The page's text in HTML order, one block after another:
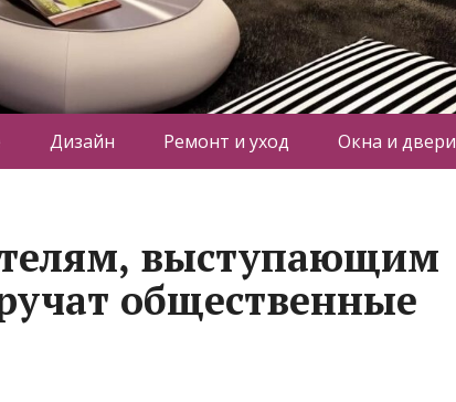
Дизайн Ремонт и уход Окна и двери
выступающим
общественные